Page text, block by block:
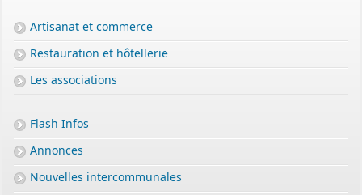
Artisanat et commerce
Restauration et hôtellerie
Les associations
Flash Infos
Annonces
Nouvelles intercommunales